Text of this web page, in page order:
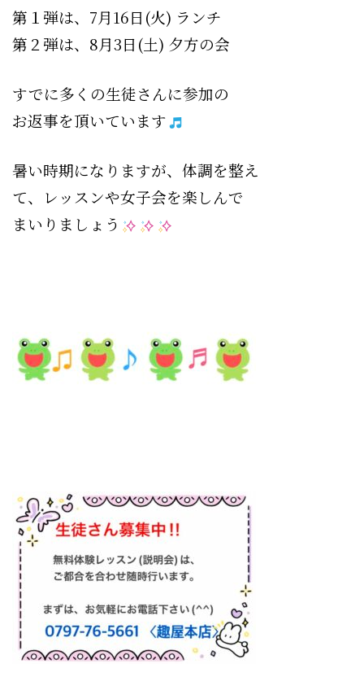
第１弾は、7月16日(火) ランチ
第２弾は、8月3日(土) 夕方の会
すでに多くの生徒さんに参加の
お返事を頂いています
暑い時期になりますが、体調を整え
て、レッスンや女子会を楽しんで
まいりましょう